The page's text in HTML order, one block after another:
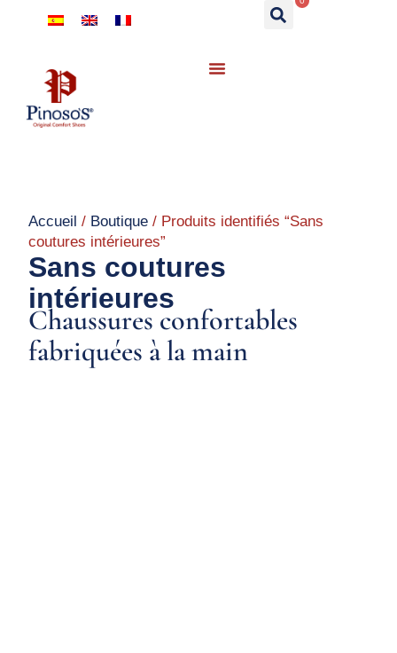
Accueil / Boutique / Produits identifiés “Sans
coutures intérieures”
Sans coutures
intérieures
Chaussures confortables
fabriquées à la main